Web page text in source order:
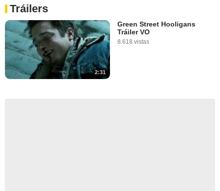
Tráilers
2:31
Green Street Hooligans
Tráiler VO
8.618 vistas